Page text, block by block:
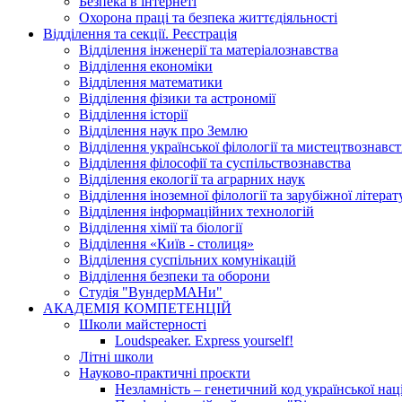
Охорона праці та безпека життєдіяльності
Відділення та секції. Реєстрація
Відділення інженерії та матеріалознавства
Відділення економіки
Відділення математики
Відділення фізики та астрономії
Відділення історії
Відділення наук про Землю
Відділення української філології та
Відділення філософії та суспільствознавства
Відділення екології та аграрних наук
Відділення іноземної філології та зарубіжної
Відділення інформаційних технологій
Відділення хімії та біології
Відділення «Київ - столиця»
Відділення суспільних комунікацій
Відділення безпеки та оборони
Студія "ВундерМАНи"
АКАДЕМІЯ КОМПЕТЕНЦІЙ
Школи майстерності
Loudspeaker. Express yourself!
Літні школи
Науково-практичні проєкти
Незламність – генетичний код української